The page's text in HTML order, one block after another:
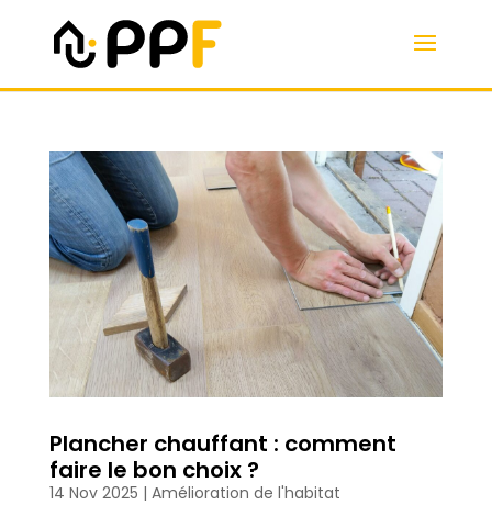
Plancher chauffant : comment
faire le bon choix ?
14 Nov 2025 | Amélioration de l'habitat